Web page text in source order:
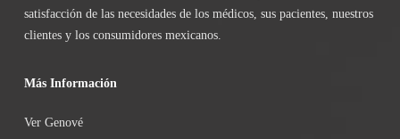
satisfacción de las necesidades de los médicos, sus pacientes, nuestros
clientes y los consumidores mexicanos.
Más Información
Ver Genové